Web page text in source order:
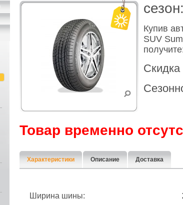
cезон:
Купив
SUV
Товар временно
Характеристики Описание Доставка
Ширина шины: